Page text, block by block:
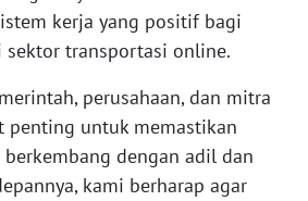
kerja yang positif bagi
sektor transportasi online.
perusahaan, dan mitra
penting untuk memastikan
dengan adil dan
kami berharap agar